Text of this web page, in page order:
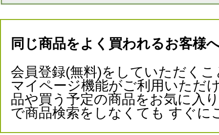
同じ商品をよく買われるお客様
会員登録(無料)をしていただくこ
マイページ機能がご利用いただ
品や買う予定の商品をお気に入
で商品検索をしなくても すぐに